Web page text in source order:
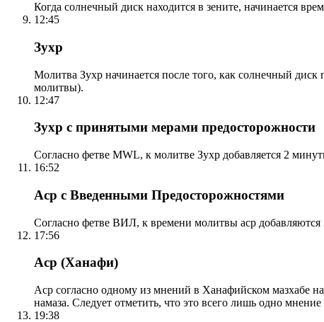
Когда солнечный диск находится в зените, начинается
12:45
Зухр
Молитва Зухр начинается после того, как солнечный
молитвы).
12:47
Зухр с принятыми мерами предосторожности
Согласно фетве MWL, к молитве Зухр добавляется 2
16:52
Аср с Введенными Предосторожностями
Согласно фетве ВИЛ, к времени молитвы аср
17:56
Аср (Ханафи)
Аср согласно одному из мнений в Ханафийском мазхабе
намаза. Следует отметить, что это всего лишь одно
19:38